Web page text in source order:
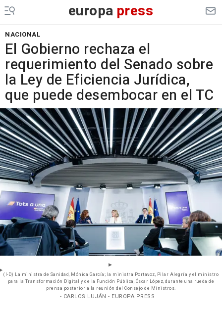
europa press
NACIONAL
El Gobierno rechaza el
requerimiento del Senado sobre
la Ley de Eficiencia Jurídica,
que puede desembocar en el TC
(I-D) La ministra de Sanidad, Mónica García; la ministra Portavoz, Pilar Alegría y el ministro
para la Transformación Digital y de la Función Pública, Óscar López, durante una rueda de
prensa posterior a la reunión del Consejo de Ministros.
- CARLOS LUJÁN - EUROPA PRESS